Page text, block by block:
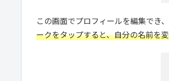
この画面でプロフィールを編集でき
ークをタップすると、自分の名前を